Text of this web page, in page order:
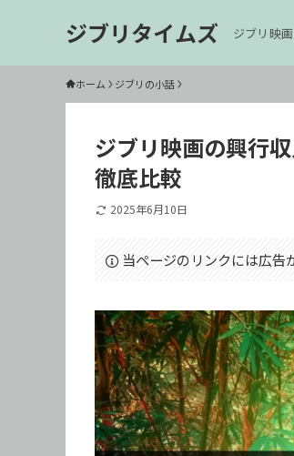
ジブリタイムズ ジブリ映
ホーム ジブリの小話
ジブリ映画の興行
徹底比較
2025年6月10日
当ページのリンクには広告